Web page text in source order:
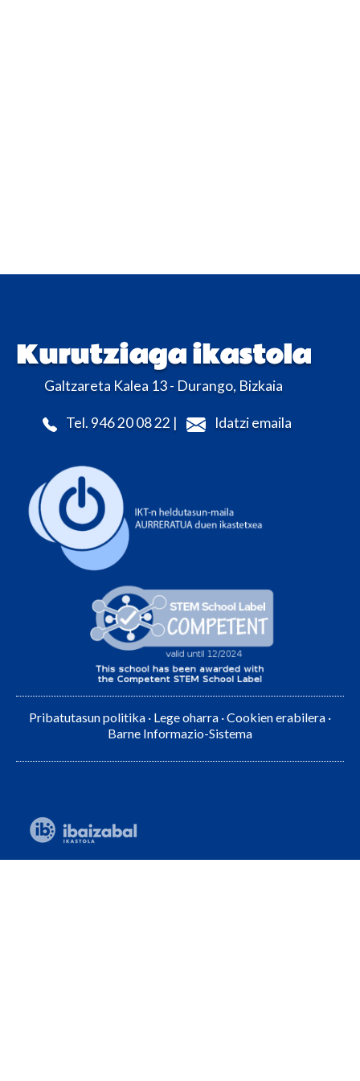
Kurutziaga ikastola
Galtzareta Kalea 13 - Durango, Bizkaia
Tel. 946 20 08 22 | Idatzi emaila
Pribatutasun politika · Lege oharra ·Cookien erabilera ·
Barne Informazio-Sistema